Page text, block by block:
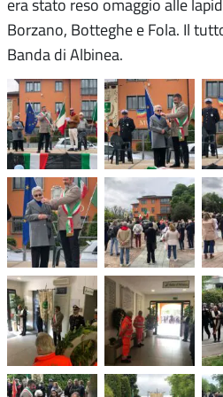
era stato reso omaggio alle
Borzano, Botteghe e Fola. Il
Banda di Albinea.